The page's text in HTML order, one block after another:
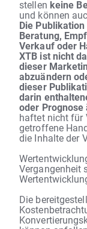
stellen keine
und können
Die
Beratung,
Verkauf oder
XTB ist nicht
dieser
abzuändern
dieser
darin
oder
haftet nicht für
getroffene
die Inhalte der
Vergangenheit
Die